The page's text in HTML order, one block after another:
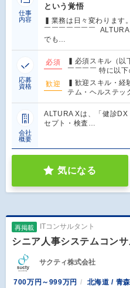
仕事
内容
という覚悟
▍業務は日々変わります
￣￣￣￣￣￣￣
でも…
応募
資格
必須
▍必須スキル（以
￣￣￣￣ 特に以
歓迎
▍歓迎スキル・経
テム・ヘルステ
会社
概要
ALTURA Xは、「健診
セプト・検査…
気になる
再掲載 ITコンサルタント
シニア人事システムコンサ
サクティ株式会社
700万円～999万円
北海道 / 青